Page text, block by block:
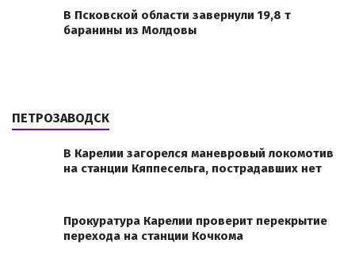
В Псковской области завернули 19,8 т
баранины из Молдовы
ПЕТРОЗАВОДСК
В Карелии загорелся маневровый локомотив
на станции Кяппесельга, пострадавших нет
Прокуратура Карелии проверит перекрытие
перехода на станции Кочкома